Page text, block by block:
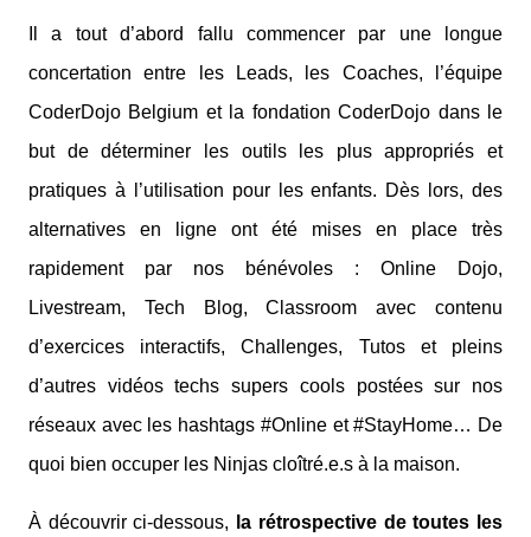
Il a tout d’abord fallu commencer par une longue
concertation entre les Leads, les Coaches, l’équipe
CoderDojo Belgium et la fondation CoderDojo dans le
but de déterminer les outils
les plus appropriés et
pratiques à l’utilisation pour les enfants. Dès lors, des
alternatives en ligne ont été mises en place très
rapidement par nos bénévoles : Online Dojo,
Livestream, Tech Blog, Classroom avec contenu
d’exercices interactifs, Challenges, Tutos et pleins
d’autres vidéos techs supers cools postées sur nos
réseaux avec les hashtags #Online et #StayHome… De
quoi bien occuper les Ninjas cloîtré.e.s à la maison.
À découvrir ci-dessous,
la rétrospective de toutes les